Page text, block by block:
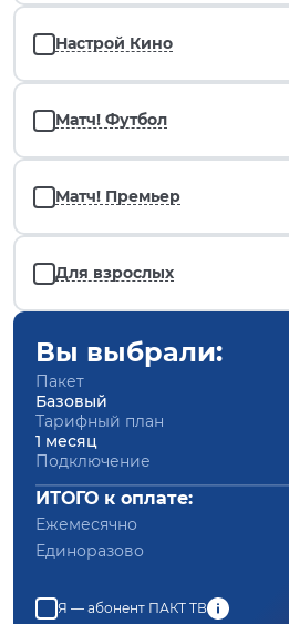
Настрой Кино
Матч! Футбол
Матч! Премьер
Для взрослых
Вы выбрали:
Пакет
Базовый
Тарифный план
1 месяц
Подключение
ИТОГО к оплате:
Ежемесячно
Единоразово
Я — абонент ПАКТ ТВ